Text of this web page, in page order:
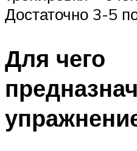
Достаточно 3-5
Для чего